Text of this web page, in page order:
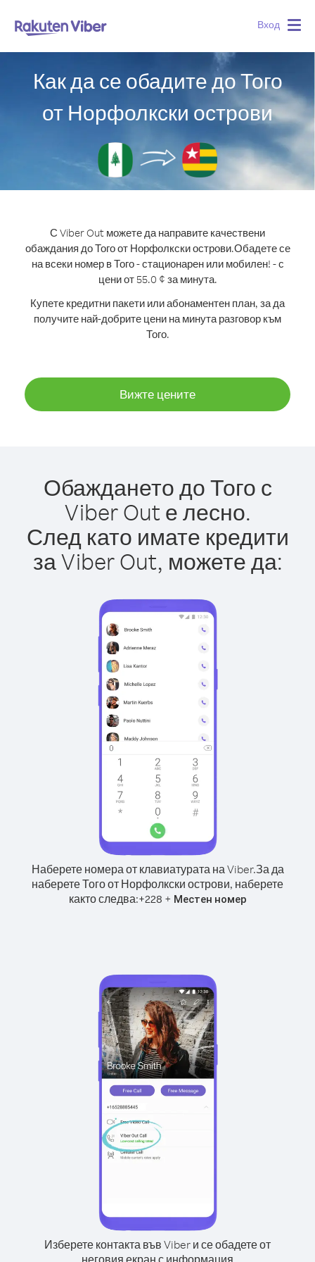
Вход
Как да се обадите до Того
от Норфолкски острови
С Viber Out можете да направите качествени
обаждания до Того от Норфолкски острови.Обадете се
на всеки номер в Того - стационарен или мобилен! - с
цени от 55.0 ¢ за минута.
Купете кредитни пакети или абонаментен план, за да
получите най-добрите цени на минута разговор към
Того.
Вижте цените
Обаждането до Того с
Viber Out е лесно.
След като имате кредити
за Viber Out, можете да:
Наберете номера от клавиатурата на Viber.За да
наберете Того от Норфолкски острови, наберете
както следва:+228 + Местен номер
Изберете контакта във Viber и се обадете от
неговия екран с информация